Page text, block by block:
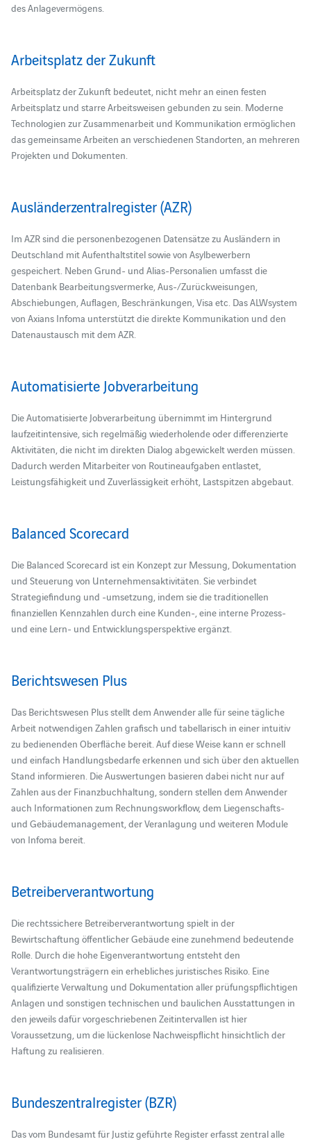
des Anlagevermögens.
Arbeitsplatz der Zukunft
Arbeitsplatz der Zukunft bedeutet, nicht mehr an einen festen
Arbeitsplatz und starre Arbeitsweisen gebunden zu sein. Moderne
Technologien zur Zusammenarbeit und Kommunikation ermöglichen
das gemeinsame Arbeiten an verschiedenen Standorten, an mehreren
Projekten und Dokumenten.
Ausländerzentralregister (AZR)
Im AZR sind die personenbezogenen Datensätze zu Ausländern in
Deutschland mit Aufenthaltstitel sowie von Asylbewerbern
gespeichert. Neben Grund- und Alias-Personalien umfasst die
Datenbank Bearbeitungsvermerke, Aus-/Zurückweisungen,
Abschiebungen, Auflagen, Beschränkungen, Visa etc. Das ALWsystem
von Axians Infoma unterstützt die direkte Kommunikation und den
Datenaustausch mit dem AZR.
Automatisierte Jobverarbeitung
Die Automatisierte Jobverarbeitung übernimmt im Hintergrund
laufzeitintensive, sich regelmäßig wiederholende oder differenzierte
Aktivitäten, die nicht im direkten Dialog abgewickelt werden müssen.
Dadurch werden Mitarbeiter von Routineaufgaben entlastet,
Leistungsfähigkeit und Zuverlässigkeit erhöht, Lastspitzen abgebaut.
Balanced Scorecard
Die Balanced Scorecard ist ein Konzept zur Messung, Dokumentation
und Steuerung von Unternehmensaktivitäten. Sie verbindet
Strategiefindung und -umsetzung, indem sie die traditionellen
finanziellen Kennzahlen durch eine Kunden-, eine interne Prozess-
und eine Lern- und Entwicklungsperspektive ergänzt.
Berichtswesen Plus
Das Berichtswesen Plus stellt dem Anwender alle für seine tägliche
Arbeit notwendigen Zahlen grafisch und tabellarisch in einer intuitiv
zu bedienenden Oberfläche bereit. Auf diese Weise kann er schnell
und einfach Handlungsbedarfe erkennen und sich über den aktuellen
Stand informieren. Die Auswertungen basieren dabei nicht nur auf
Zahlen aus der Finanzbuchhaltung, sondern stellen dem Anwender
auch Informationen zum Rechnungsworkflow, dem Liegenschafts-
und Gebäudemanagement, der Veranlagung und weiteren Module
von Infoma bereit.
Betreiberverantwortung
Die rechtssichere Betreiberverantwortung spielt in der
Bewirtschaftung öffentlicher Gebäude eine zunehmend bedeutende
Rolle. Durch die hohe Eigenverantwortung entsteht den
Verantwortungsträgern ein erhebliches juristisches Risiko. Eine
qualifizierte Verwaltung und Dokumentation aller prüfungspflichtigen
Anlagen und sonstigen technischen und baulichen Ausstattungen in
den jeweils dafür vorgeschriebenen Zeitintervallen ist hier
Voraussetzung, um die lückenlose Nachweispflicht hinsichtlich der
Haftung zu realisieren.
Bundeszentralregister (BZR)
Das vom Bundesamt für Justiz geführte Register erfasst zentral alle